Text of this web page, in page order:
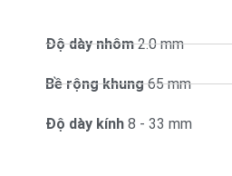
Độ dày nhôm2.0 mm
Bề rộng khung65 mm
Độ dày kính 8 - 33 mm